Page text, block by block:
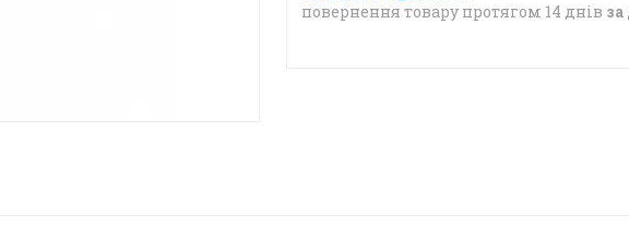
повернення товару протягом 14 днів